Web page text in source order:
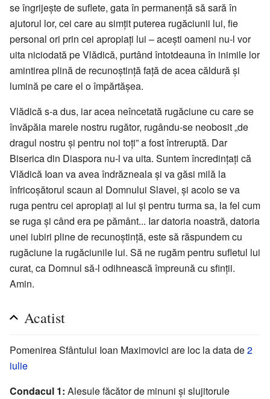
se îngrijește de suflete, gata în permanență să sară în
ajutorul lor, cei care au simțit puterea rugăciunii lui, fie
personal ori prin cei apropiați lui – acești oameni nu-l vor
uita niciodată pe Vlădică, purtând întotdeauna în inimile lor
amintirea plină de recunoștință față de acea căldură și
lumină pe care el o împărtășea.
Vlădică s-a dus, iar acea neîncetată rugăciune cu care se
învăpăia marele nostru rugător, rugându-se neobosit „de
dragul nostru și pentru noi toți” a fost întreruptă. Dar
Biserica din Diaspora nu-l va uita. Suntem încredințați că
Vlădică Ioan va avea îndrăzneala și va găsi milă la
înfricoșătorul scaun al Domnului Slavei, și acolo se va
ruga pentru cei apropiați ai lui și pentru turma sa, la fel cum
se ruga și când era pe pământ... Iar datoria noastră, datoria
unei iubiri pline de recunoștință, este să răspundem cu
rugăciune la rugăciunile lui. Să ne rugăm pentru sufletul lui
curat, ca Domnul să-l odihnească împreună cu sfinții.
Amin.
Acatist
Pomenirea Sfântului Ioan Maximovici are loc la data de2
iulie
Condacul 1: Alesule făcător de minuni și slujitorule